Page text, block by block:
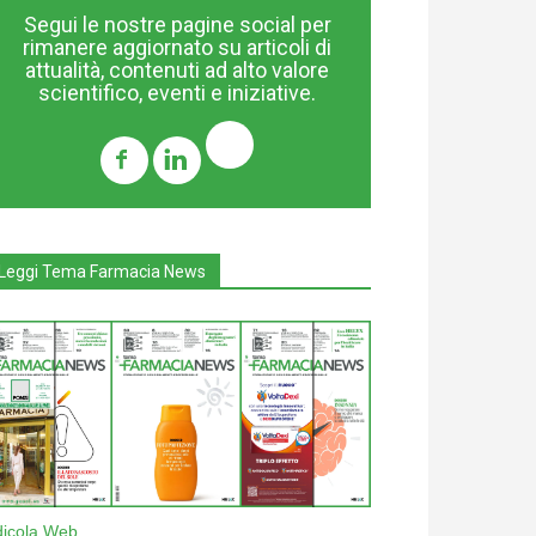
Segui le nostre pagine social per
rimanere aggiornato su articoli di
attualità, contenuti ad alto valore
scientifico, eventi e iniziative.
Tema Farmacia News
Web